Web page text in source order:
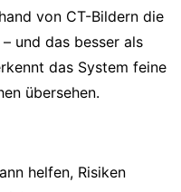
von CT-Bildern die
und das besser als
das System feine
übersehen.
helfen, Risiken